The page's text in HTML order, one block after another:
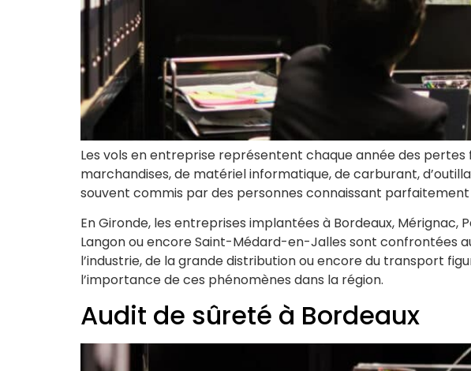
Les vols en entreprise représentent chaque année des pertes
marchandises, de matériel informatique, de carburant,
souvent commis par des personnes connaissant parfaitement
En Gironde, les entreprises implantées à Bordeaux, Mérignac,
Langon ou encore Saint-Médard-en-Jalles sont confrontées
l’industrie, de la grande distribution ou encore du transport
l’importance de ces phénomènes dans la région.
Audit de sûreté à Bordeaux